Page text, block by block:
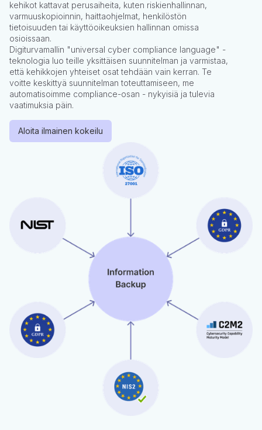
kehikot kattavat perusaiheita, kuten riskienhallinnan,
varmuuskopioinnin, haittaohjelmat, henkilöstön
tietoisuuden tai käyttöoikeuksien hallinnan omissa
osioissaan.
Digiturvamallin "universal cyber compliance language" -
teknologia luo teille yksittäisen suunnitelman ja varmistaa,
että kehikkojen yhteiset osat tehdään vain kerran. Te
voitte keskittyä suunnitelman toteuttamiseen, me
automatisoimme compliance-osan - nykyisiä ja tulevia
vaatimuksia päin.
Aloita ilmainen kokeilu